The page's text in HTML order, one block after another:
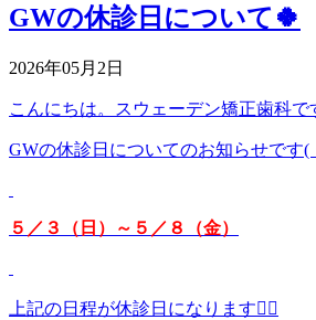
GWの休診日について🍀
2026年05月2日
こんにちは。スウェーデン矯正歯科
GWの休診日についてのお知らせです(
５／３（日）～５／８（金）
上記の日程が休診日になります🙇‍♀️